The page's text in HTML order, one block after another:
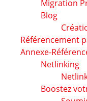
Migration
Blog
Référencement
Annexe-
Netlinking
Boostez